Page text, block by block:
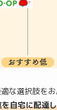
な選択肢を
自宅に配達